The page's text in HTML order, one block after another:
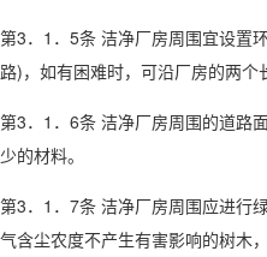
第3．1．5条 洁净厂房周围宜设置
路)，如有困难时，可沿厂房的两个
第3．1．6条 洁净厂房周围的道路
少的材料。
第3．1．7条 洁净厂房周围应进行
气含尘农度不产生有害影响的树木